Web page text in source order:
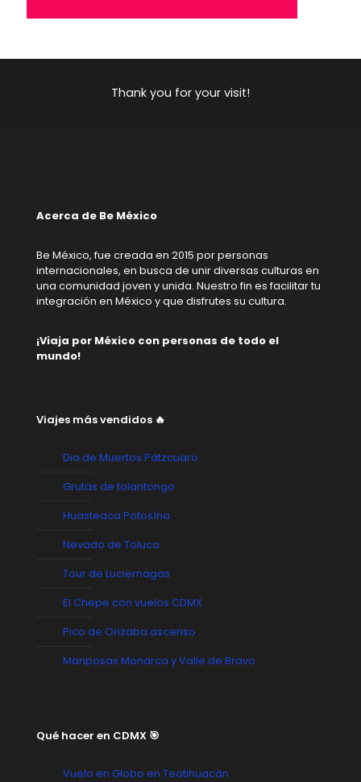
Thank you for your visit!
Acerca de Be México
Be México, fue creada en 2015 por personas
internacionales, en busca de unir diversas culturas en
una comunidad joven y unida. Nuestro fin es facilitar tu
integración en México y que disfrutes su cultura.
¡Viaja por México con personas de todo el
mundo!
Viajes más vendidos 🔥
Dia de Muertos Pátzcuaro
Grutas de tolantongo
Huasteaca Potosína
Nevado de Toluca
Tour de Luciernagas
El Chepe con vuelos CDMX
Pico de Orizaba ascenso
Mariposas Monarca y Valle de Bravo
Qué hacer en CDMX 🎯
Vuelo en Globo en Teotihuacán